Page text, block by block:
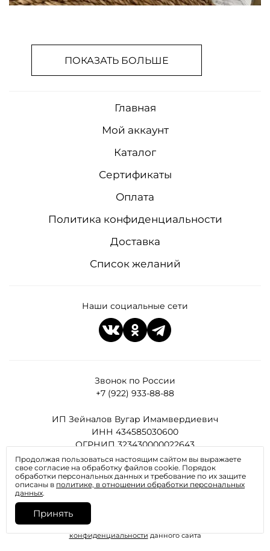
ПОКАЗАТЬ БОЛЬШЕ
Звонок по России
+7 (922) 933-88-88
ИП Зейналов Вугар Имамвердиевич
ИНН 434585030600
ОГРНИП 323430000022643
Все права защищены
Главная
Мой аккаунт
Каталог
Сертификаты
Оплата
Политика конфиденциальности
Доставка
Список желаний
Наши социальные сети
Отправляя любую форму на сайте, вы соглашаетесь с
конфиденциальностиданного сайта
Продолжая пользоваться настоящим сайтом вы выражаете
свое согласие на обработку файлов cookie. Порядок
обработки персональных данных и требование по их защите
описаны в политике, в отношении обработки персональных
данных.
Принять